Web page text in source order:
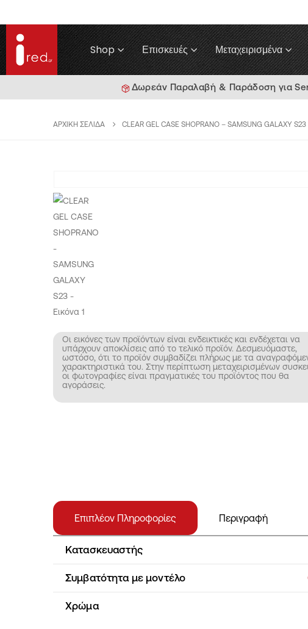
Shop Επισκευές Μεταχειρισμένα
Δωρεάν Παραλαβή & Παράδοση για
ΑΡΧΙΚΉ ΣΕΛΊΔΑ CLEAR GEL CASE SHOPRANO – SAMSUNG GALAXY S23
Οι εικόνες των προϊόντων είναι ενδεικτικές και ενδέχεται να
υπάρχουν αποκλίσεις από το τελικό προϊόν. Δεσμευόμαστε,
ωστόσο, ότι το προϊόν συμβαδίζει πλήρως με τα
χαρακτηριστικά του. Στην περίπτωση μεταχειρισμένων
οι φωτογραφίες είναι πραγματικές του προϊόντος που θα
αγοράσεις.
Επιπλέον Πληροφορίες Περιγραφή
Κατασκευαστής
Συμβατότητα με μοντέλο
Χρώμα